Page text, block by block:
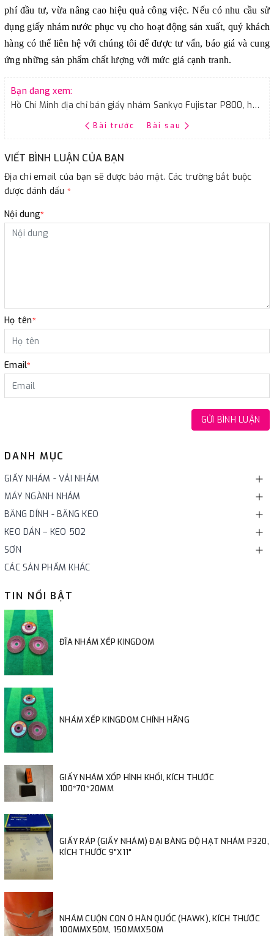
DANH MỤC
GIẤY NHÁM - VẢI NHÁM
MÁY NGÀNH NHÁM
BĂNG DÍNH - BĂNG KEO
KEO DÁN – KEO 502
SƠN
CÁC SẢN PHẨM KHÁC
TIN NỔI BẬT
ĐĨA NHÁM XẾP KINGDOM
NHÁM XẾP KINGDOM CHÍNH HÃNG
GIẤY NHÁM XỐP HÌNH KHỐI, KÍCH THƯỚC
100*70*20MM
GIẤY RÁP (GIẤY NHÁM) ĐẠI BÀNG ĐỘ HẠT NHÁM P320,
KÍCH THƯỚC 9"X11"
NHÁM CUỘN CON Ó HÀN QUỐC (HAWK), KÍCH THƯỚC
100MMX50M, 150MMX50M
phí đầu tư, vừa nâng cao hiệu quả công việc. Nếu có nhu cầu sử
dụng giấy nhám nước phục vụ cho hoạt động sản xuất, quý khách
hàng có thể liên hệ với chúng tôi để được tư vấn, báo giá và cung
ứng những sản phẩm chất lượng với mức giá cạnh tranh.
Bạn đang xem:
Hồ Chí Minh địa chỉ bán giấy nhám Sankyo Fujistar P800, hàng chính hãng, sdt
Bài trước Bài sau
VIẾT BÌNH LUẬN CỦA BẠN
Địa chỉ email của bạn sẽ được bảo mật. Các trường bắt buộc
được đánh dấu *
Nội dung*
Họ tên*
Email*
GỬI BÌNH LUẬN